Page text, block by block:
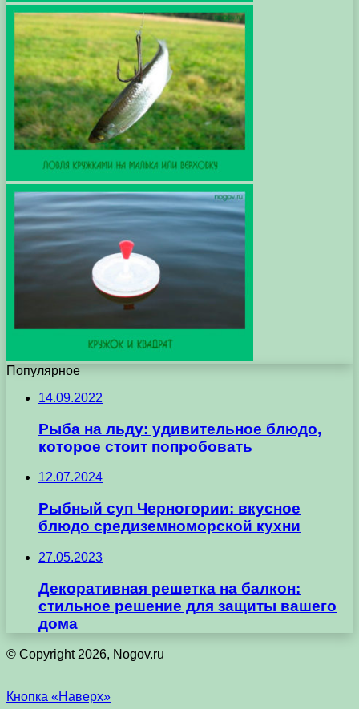
Популярное
14.09.2022
Рыба на льду: удивительное блюдо,
которое стоит попробовать
12.07.2024
Рыбный суп Черногории: вкусное
блюдо средиземноморской кухни
27.05.2023
Декоративная решетка на балкон:
стильное решение для защиты вашего
дома
© Copyright 2026, Nogov.ru
Кнопка «Наверх»